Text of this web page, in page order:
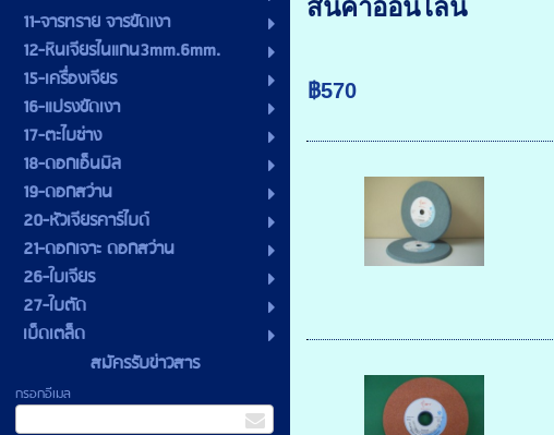
11-จารทราย จารขัดเงา
12-หินเจียรไนแกน3mm.6mm.
15-เครื่องเจียร
16-แปรงขัดเงา
17-ตะไบช่าง
18-ดอกเอ็นมิล
19-ดอกสว่าน
20-หัวเจียรคาร์ไบด์
21-ดอกเจาะ ดอกสว่าน
26-ใบเจียร
27-ใบตัด
เบ็ดเตล็ด
สมัครรับข่าวสาร
กรอกอีเมล
สินค้าออนไลน์
฿570